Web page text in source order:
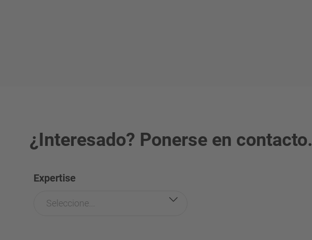
¿Interesado? Ponerse en contacto.
Expertise
Seleccione...